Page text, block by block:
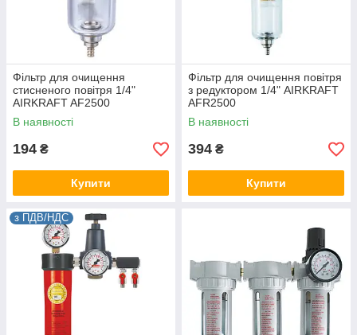
Фільтр для очищення
стисненого повітря 1/4"
AIRKRAFT AF2500
В наявності
194 ₴
Купити
Фільтр для очищення повітря
з редуктором 1/4" AIRKRAFT
AFR2500
В наявності
394 ₴
Купити
з ПДВ/НДС